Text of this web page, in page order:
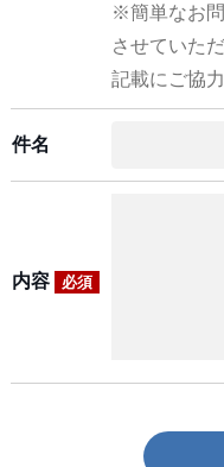
※簡単なお
させていた
記載にご協
件名
内容 必須